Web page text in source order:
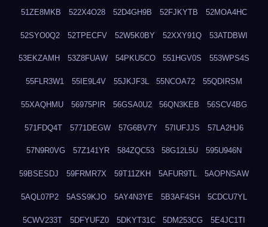
51ZE8MKB 522X4O28 52D4GH9B 52FJKYTB 52MOA4HC
52SYO0Q2 52TPECFV 52W5K0BY 52XXY91Q 53ATDBWI
53EKZAMH 53Z8FUAW 54PKU5CO 551HGV0S 553WPS4S
55FLR3W1 55IE9L4V 55JKJF3L 55NCOA72 55QDIRSM
55XAQHMU 56975PIR 56GSA0U2 56QN3KEB 56SCV4BG
571FDQ4T 5771DEGW 57G6BV7Y 57IUFJJS 57LA2HJ6
57N9R0VG 57Z141YR 584ZQC53 58G12L5U 595U946N
59BSESDJ 59FRMR7X 59T11ZKH 5AFUR9TL 5AOPNSAW
5AQL07P2 5ASS9KJO 5AY4N3YE 5B3AF4SH 5CDCU7YL
5CWV233T 5DFYUFZ0 5DKYT31C 5DM253CG 5E4JC1TI